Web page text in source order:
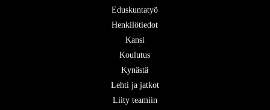
Eduskuntatyö
Henkilötiedot
Kansi
Koulutus
Kynästä
Lehti ja jatkot
Liity teamiin